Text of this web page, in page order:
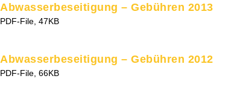
Abwasserbeseitigung – Gebühren 2013
PDF-File, 47KB
Abwasserbeseitigung – Gebühren 2012
PDF-File, 66KB